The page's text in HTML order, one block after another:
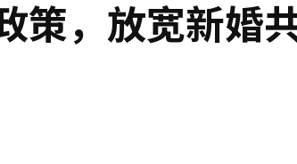
策，放宽新婚